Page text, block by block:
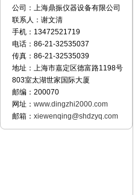
公司：上海鼎振仪器设备有限公司
联系人：谢文清
手机：13472521719
电话：86-21-32535037
传真：86-21-32535039
地址：上海市嘉定区德富路1198号
803室太湖世家国际大厦
邮编：200070
网址： www.dingzhi2000.com
邮箱： xiewenqing@shdzyq.com